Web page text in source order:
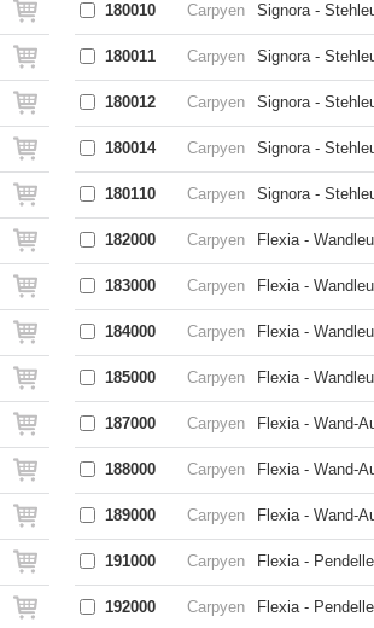
180010 Carpyen Signora -
180011 Carpyen Signora -
180012 Carpyen Signora -
180014 Carpyen Signora -
180110 Carpyen Signora -
182000 Carpyen Flexia -
183000 Carpyen Flexia -
184000 Carpyen Flexia -
185000 Carpyen Flexia -
187000 Carpyen Flexia - Wand-
188000 Carpyen Flexia - Wand-
189000 Carpyen Flexia - Wand-
191000 Carpyen Flexia -
192000 Carpyen Flexia -